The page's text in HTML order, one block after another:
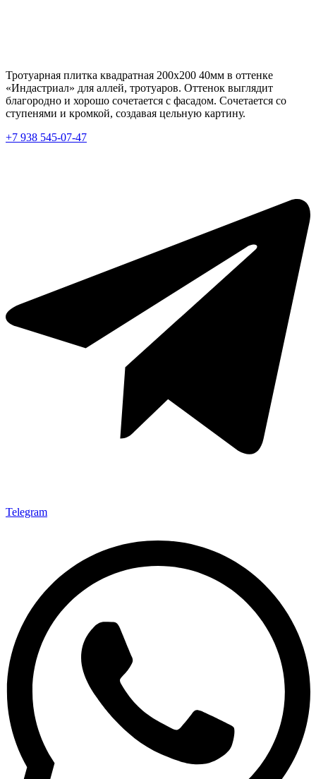
Тротуарная плитка квадратная 200х200 40мм в оттенке
«Индастриал» для аллей, тротуаров. Оттенок выглядит
благородно и хорошо сочетается с фасадом. Сочетается со
ступенями и кромкой, создавая цельную картину.
+7 938 545-07-47
Telegram